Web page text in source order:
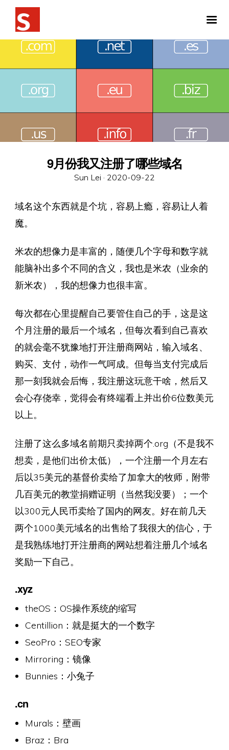
9月份我又注册了哪些域名
Sun Lei · Posted
2020-09-22
域名这个东西就是个坑，容易上瘾，容易让人着
魔。
米农的想像力是丰富的，随便几个字母和数字就
能脑补出多个不同的含义，我也是米农（业余的
新米农），我的想像力也很丰富。
每次都在心里提醒自己要管住自己的手，这是这
个月注册的最后一个域名，但每次看到自己喜欢
的就会毫不犹豫地打开注册商网站，输入域名、
购买、支付，动作一气呵成。但每当支付完成后
那一刻我就会后悔，我注册这玩意干啥，然后又
会心存侥幸，觉得会有终端看上并出价6位数美元
以上。
注册了这么多域名前期只卖掉两个.org（不是我不
想卖，是他们出价太低），一个注册一个月左右
后以35美元的基督价卖给了加拿大的牧师，附带
几百美元的教堂捐赠证明（当然我没要）；一个
以300元人民币卖给了国内的网友。好在前几天
两个1000美元域名的出售给了我很大的信心，于
是我熟练地打开注册商的网站想着注册几个域名
奖励一下自己。
.xyz
theOS：OS操作系统的缩写
Centillion：就是挺大的一个数字
SeoPro：SEO专家
Mirroring：镜像
Bunnies：小兔子
.cn
Murals：壁画
Braz：Bra